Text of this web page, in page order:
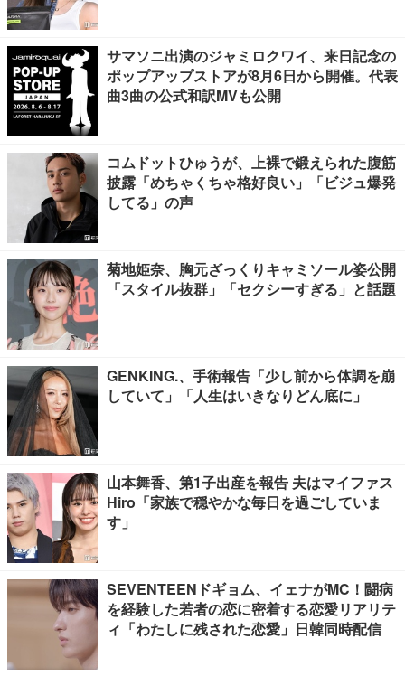
サマソニ出演のジャミロクワイ、来日記念の
ポップアップストアが8月6日から開催。代表
曲3曲の公式和訳MVも公開
コムドットひゅうが、上裸で鍛えられた腹筋
披露「めちゃくちゃ格好良い」「ビジュ爆発
してる」の声
菊地姫奈、胸元ざっくりキャミソール姿公開
「スタイル抜群」「セクシーすぎる」と話題
GENKING.、手術報告「少し前から体調を崩
していて」「人生はいきなりどん底に」
山本舞香、第1子出産を報告 夫はマイファス
Hiro「家族で穏やかな毎日を過ごしていま
す」
SEVENTEENドギョム、イェナがMC！闘病
を経験した若者の恋に密着する恋愛リアリテ
ィ「わたしに残された恋愛」日韓同時配信